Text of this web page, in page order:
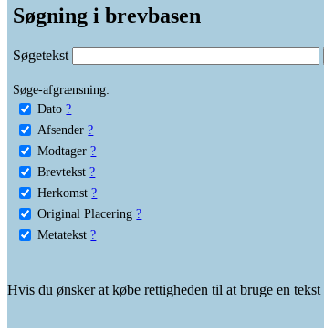
Søgning i brevbasen
Søgetekst
Søge-afgrænsning:
Dato ?
Afsender ?
Modtager ?
Brevtekst ?
Herkomst ?
Original Placering ?
Metatekst ?
Hvis du ønsker at købe rettigheden til at bruge en tekst